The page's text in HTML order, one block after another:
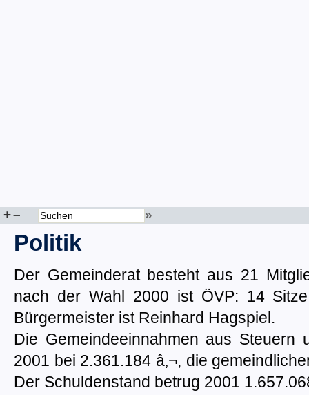
+– »
Politik
Der Gemeinderat besteht aus 21
nach der Wahl 2000 ist ÖVP: 14
Bürgermeister ist Reinhard Hagspiel.
Die Gemeindeeinnahmen aus Steuern
2001 bei 2.361.184 â‚¬, die
Der Schuldenstand betrug 2001